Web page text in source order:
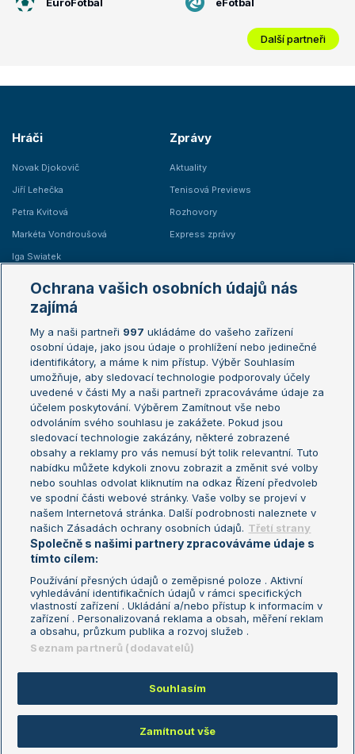
Další partneři
Hráči
Novak Djokovič
Jiří Lehečka
Petra Kvitová
Markéta Vondroušová
Iga Swiatek
Zprávy
Aktuality
Tenisová Previews
Rozhovory
Express zprávy
Žebříčky
Žebříček ATP (muži)
Žebříček WTA (ženy)
Sázkařský žebříček
Australian Open
French Open
Wimbledon
US Open
Turnaj mistrů
Turnaj mistryň
Aktualní trendy
Fotbalové přestupy
Livesport Daily
LS Prague Open
Podmínky užití
Nastavení soukromí
GDPR a žurnalistika
Reklama
Kontakt
Informace o zpracování osobních
údajů
Copyright © 2008-2026 TenisPortal.cz. Využíváme zpravodajství ČTK.
Ochrana vašich osobních údajů nás
zajímá
My a naši partneři 997 ukládáme do vašeho zařízení
osobní údaje, jako jsou údaje o prohlížení nebo jedinečné
identifikátory, a máme k nim přístup. Výběr Souhlasím
umožňuje, aby sledovací technologie podporovaly účely
uvedené v části My a naši partneři zpracováváme údaje za
účelem poskytování. Výběrem Zamítnout vše nebo
odvoláním svého souhlasu je zakážete. Pokud jsou
sledovací technologie zakázány, některé zobrazené
obsahy a reklamy pro vás nemusí být tolik relevantní. Tuto
nabídku můžete kdykoli znovu zobrazit a změnit své volby
nebo souhlas odvolat kliknutím na odkaz Řízení předvoleb
ve spodní části webové stránky. Vaše volby se projeví v
našem Internetová stránka. Další podrobnosti naleznete v
našich Zásadách ochrany osobních údajů. Třetí strany
Společně s našimi partnery zpracováváme údaje s
tímto cílem:
Používání přesných údajů o zeměpisné poloze . Aktivní
vyhledávání identifikačních údajů v rámci specifických
vlastností zařízení . Ukládání a/nebo přístup k informacím v
zařízení . Personalizovaná reklama a obsah, měření reklam
a obsahu, průzkum publika a rozvoj služeb .
Seznam partnerů (dodavatelů)
Souhlasím
Zamítnout vše